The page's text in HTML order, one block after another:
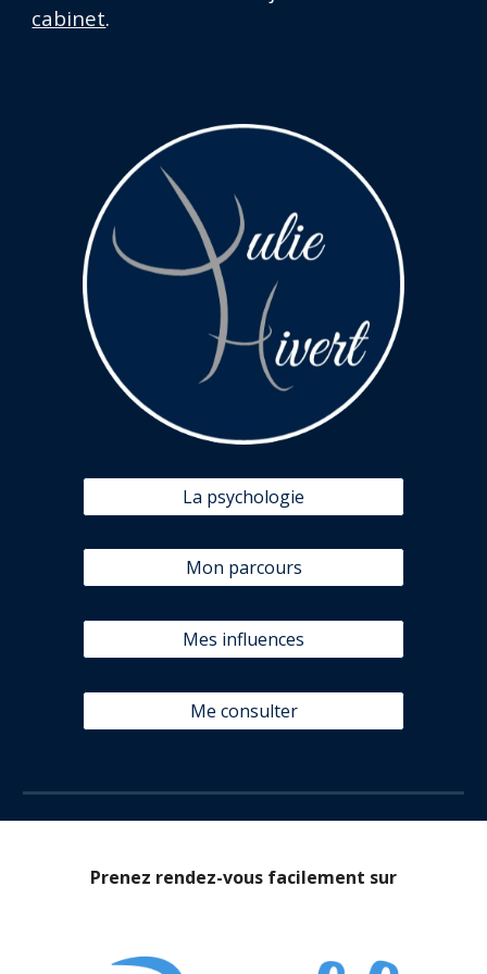
cabinet.
La psychologie
Mon parcours
Mes influences
Me consulter
Prenez rendez-vous facilement sur